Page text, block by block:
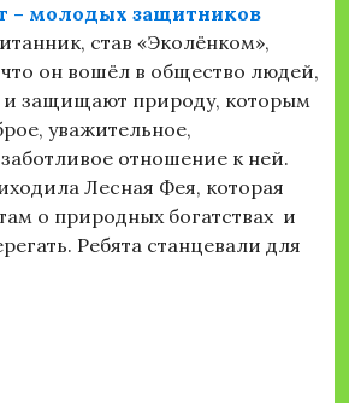
– молодых защитников
став «Эколёнком»,
он вошёл в общество людей,
и защищают природу, которым
уважительное,
отношение к ней.
Лесная Фея, которая
о природных богатствах и
Ребята станцевали для
– ДОШКОЛЯТА»»